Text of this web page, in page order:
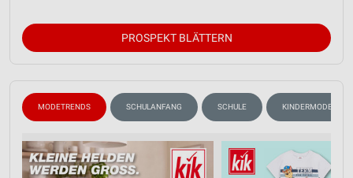
PROSPEKT BLÄTTERN
MODETRENDS SCHULANFANG SCHULE KINDERMODE &